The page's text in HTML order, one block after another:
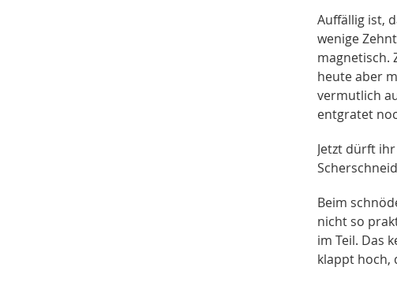
Auffällig ist,
wenige
magnetisch.
heute aber
vermutlich
entgratet
Jetzt dürft
Beim
nicht so
im Teil. Das
klappt hoch,